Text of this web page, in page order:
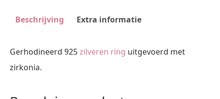
Beschrijving Extra informatie
Gerhodineerd 925zilveren ring uitgevoerd met
zirkonia.